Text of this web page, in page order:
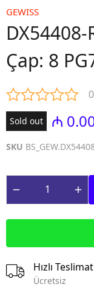
GEWISS
Çap: 8
Sold out ₼
SKU
Hızlı Teslimat
Ücretsiz